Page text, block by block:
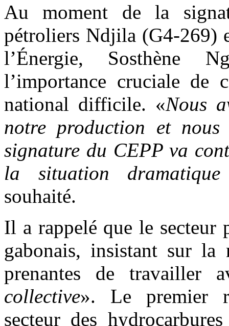
Au moment de la
pétroliers Ndjila (G4-269)
l’Énergie, Sosthène
l’importance cruciale de
national difficile. «Nous
notre production et nous
signature du CEPP va
la situation
souhaité.
Il a rappelé que le
gabonais, insistant sur la
prenantes de travailler
collective». Le premier
secteur des